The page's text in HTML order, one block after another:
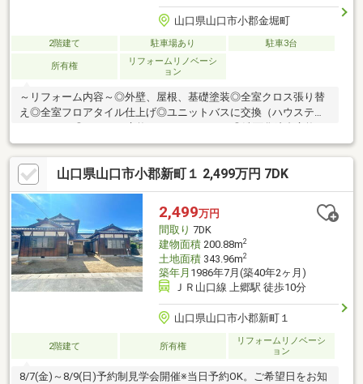
山口県山口市小郡金堀町
2階建て 駐車場あり 駐車3台
所有権
リフォームリノベーシ
ョン
～リフォーム内容～◎外壁、屋根、基礎塗装◎全室クロス張り替
え◎全室フロアタイル仕上げ◎ユニットバスに交換（ハウステッ
（ハウステック 750）◎一部照明器具交換
山口県山口市小郡新町１ 2,499万円 7DK
2,499万円
間取り 7DK
建物面積200.88m2
土地面積343.96m2
築年月 1986年7月(築40年2ヶ月)
ＪＲ山口線 上郷駅 徒歩10分
山口県山口市小郡新町１
2階建て 所有権
リフォームリノベーシ
ョン
8/7(金)～8/9(日)予約制見学会開催※当日予約OK。ご希望日をお知